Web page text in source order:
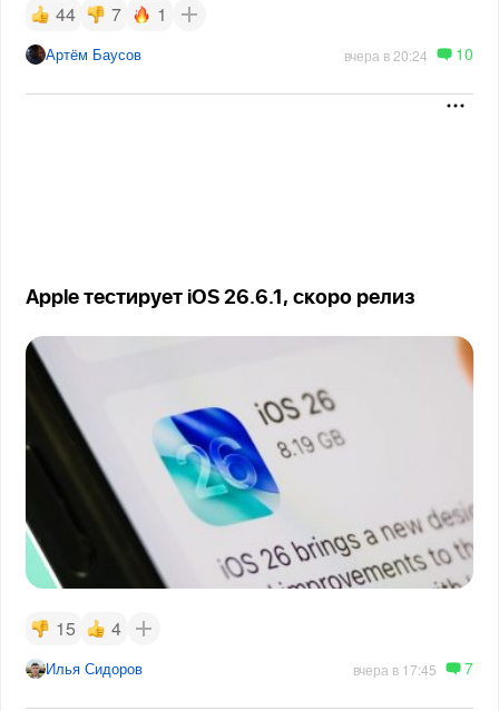
44 7 1
Артём Баусов вчера в 20:24 10
Apple тестирует iOS 26.6.1, скоро релиз
15 4
Илья Сидоров вчера в 17:45 7